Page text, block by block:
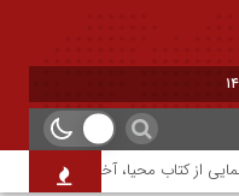
از کتاب محیا، آخرین اثر